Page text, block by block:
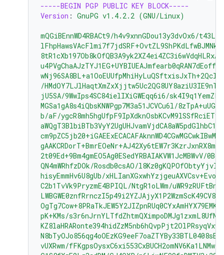
-----BEGIN PGP PUBLIC KEY BLOCK-----
Version : GnuPG v1.4.2.2 (GNU/Linux)
mQGiBEnnWD4RBACt9/h4v9xnnGDou13y3dvOx6/
/
jU5SA/9WwIps4SC84ielIXiGWEqq6i6/
MGSa1gA8s4iQbsKNWPgp7M3a51JCVCu6l/
b/aF/
2t09Ed+9Bm4gmEO5Ag0ESedYRBAIAKVW1JcMBWvV/
QN4mWRhfzDOk/Rosdb0csAO/
hisyEmmHv6U8gUb/
C2b1TvVk9PryzmE4BPIQL/NtgR1oLWm/
pK+KMs/
vUXRwm/